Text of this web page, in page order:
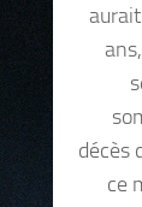
décès
ce